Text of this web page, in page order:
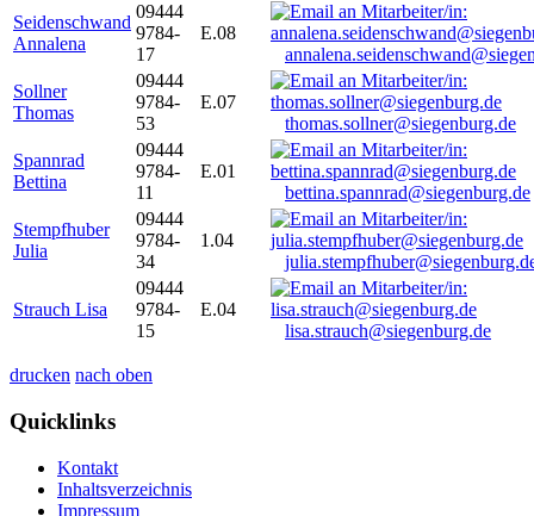
Seidenschwand
Annalena
09444
9784-
17
E.08
Sollner
Thomas
09444
9784-
53
E.07
thomas.sollner@siegenburg.de
Spannrad
Bettina
09444
9784-
11
E.01
bettina.spannrad@siegenburg.de
Stempfhuber
Julia
09444
9784-
34
1.04
Strauch Lisa
09444
9784-
15
E.04
lisa.strauch@siegenburg.de
drucken nach oben
Quicklinks
Kontakt
Inhaltsverzeichnis
Impressum